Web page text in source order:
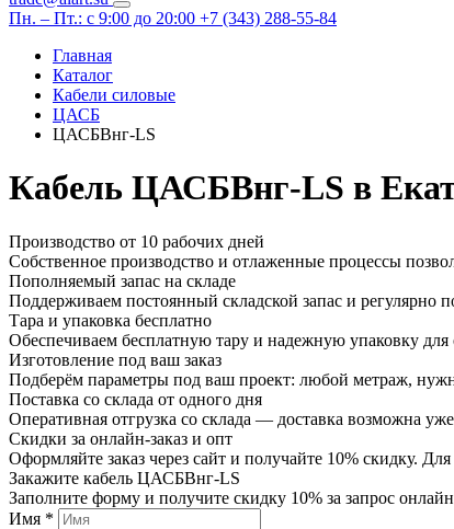
Пн. – Пт.: с 9:00 до 20:00 +7 (343) 288-55-84
Главная
Каталог
Кабели силовые
ЦАСБ
ЦАСБВнг-LS
Кабель ЦАСБВнг-LS в
Производство от 10 рабочих дней
Собственное производство и отлаженные процессы
Пополняемый запас на складе
Поддерживаем постоянный складской запас и регулярно
Тара и упаковка бесплатно
Обеспечиваем бесплатную тару и надежную упаковку
Изготовление под ваш заказ
Подберём параметры под ваш проект: любой метраж,
Поставка со склада от одного дня
Оперативная отгрузка со склада — доставка возможна
Скидки за онлайн-заказ и опт
Оформляйте заказ через сайт и получайте 10% скидку.
Закажите кабель ЦАСБВнг-LS
Заполните форму и получите скидку 10% за запрос
Имя *